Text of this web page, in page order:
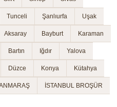
Tunceli Şanlıurfa Uşak
Aksaray Bayburt Karaman
Bartın Iğdır Yalova
Düzce Konya Kütahya
İSTANBUL BROŞÜR